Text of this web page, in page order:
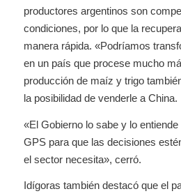
productores argentinos son
condiciones, por lo que la
manera rápida. «Podríamos
en un país que procese mucho
producción de maíz y trigo
la posibilidad de venderle a China.
«El Gobierno lo sabe y lo
GPS para que las decisiones
el sector necesita», cerró.
Idígoras también destacó que el